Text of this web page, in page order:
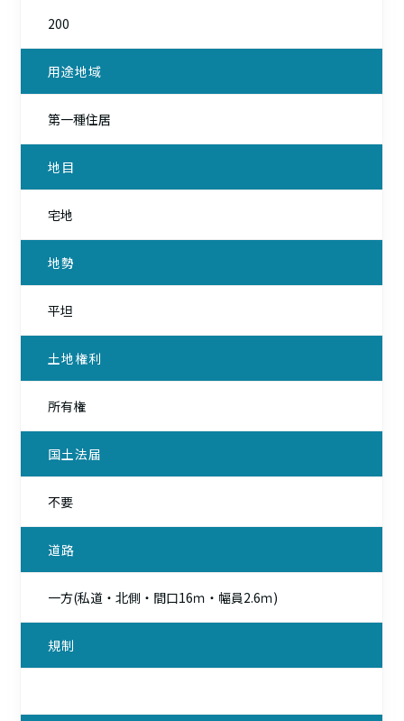
200
用途地域
第一種住居
地目
宅地
地勢
平坦
土地権利
所有権
国土法届
不要
道路
一方(私道・北側・間口16ｍ・幅員2.6ｍ)
規制